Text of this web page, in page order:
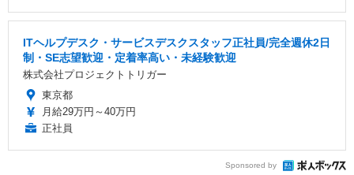
ITヘルプデスク・サービスデスクスタッフ正社員/完全週休2日
制・SE志望歓迎・定着率高い・未経験歓迎
株式会社プロジェクトトリガー
東京都
月給29万円～40万円
正社員
Sponsored by